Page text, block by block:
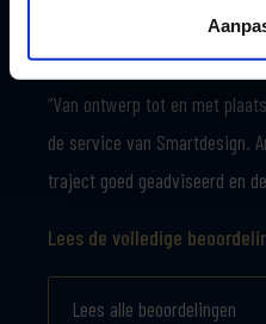
Olga Sprong
“Van ontwerp tot en met
de service van Smartdesign.
traject goed geadviseerd en
Lees de volledige
Lees alle beoordelingen